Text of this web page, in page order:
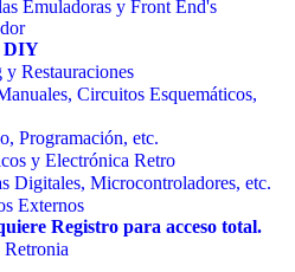
Emuladoras y Front End's
DIY
Restauraciones
Circuitos Esquemáticos,
Programación, etc.
y Electrónica Retro
Digitales, Microcontroladores, etc.
Externos
Registro para acceso total.